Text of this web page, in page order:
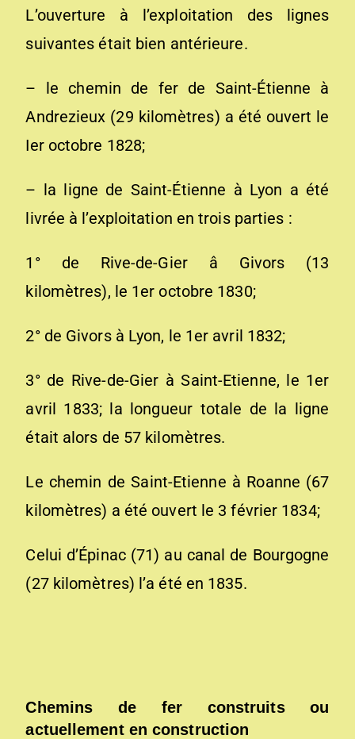
L’ouverture à l’exploitation des lignes
suivantes était bien antérieure.
– le chemin de fer de Saint-Étienne à
Andrezieux (29 kilomètres) a été ouvert le
Ier octobre 1828;
– la ligne de Saint-Étienne à Lyon a été
livrée à l’exploitation en trois parties :
1° de Rive-de-Gier â Givors (13
kilomètres), le 1er octobre 1830;
2° de Givors à Lyon, le 1er avril 1832;
3° de Rive-de-Gier à Saint-Etienne, le 1er
avril 1833; la longueur totale de la ligne
était alors de 57 kilomètres.
Le chemin de Saint-Etienne à Roanne (67
kilomètres) a été ouvert le 3 février 1834;
Celui d’Épinac (71) au canal de Bourgogne
(27 kilomètres) l’a été en 1835.
Chemins de fer construits ou
actuellement en construction